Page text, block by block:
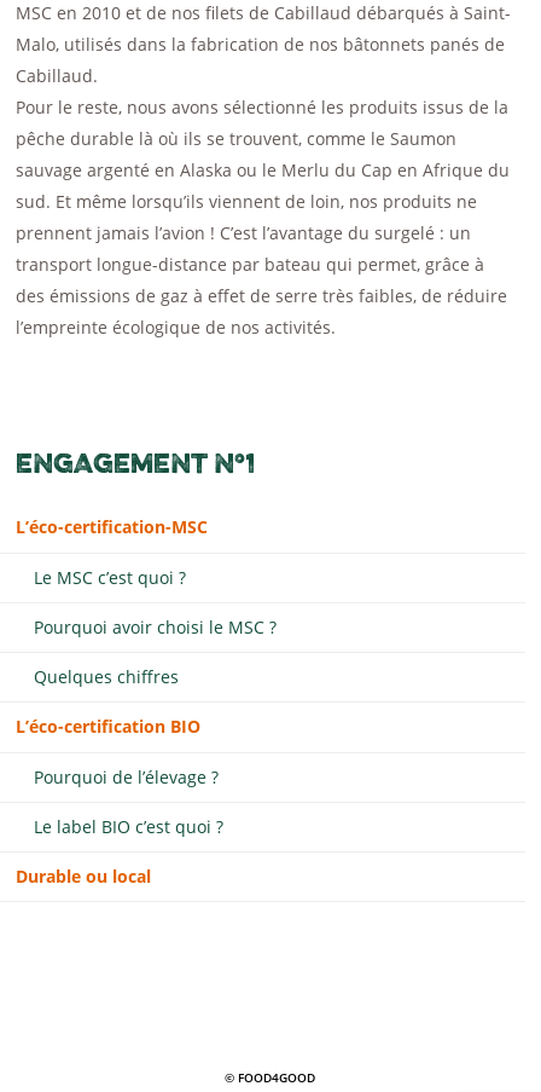
MSC en 2010 et de nos filets de Cabillaud débarqués à Saint-
Malo, utilisés dans la fabrication de nos bâtonnets panés de
Cabillaud.
Pour le reste, nous avons sélectionné les produits issus de la
pêche durable là où ils se trouvent, comme le Saumon
sauvage argenté en Alaska ou le Merlu du Cap en Afrique du
sud. Et même lorsqu’ils viennent de loin, nos produits ne
prennent jamais l’avion ! C’est l’avantage du surgelé : un
transport longue-distance par bateau qui permet, grâce à
des émissions de gaz à effet de serre très faibles, de réduire
l’empreinte écologique de nos activités.
ENGAGEMENT N°1
L’éco-certification-MSC
Le MSC c’est quoi ?
Pourquoi avoir choisi le MSC ?
Quelques chiffres
L’éco-certification BIO
Pourquoi de l’élevage ?
Le label BIO c’est quoi ?
Durable ou local
© FOOD4GOOD